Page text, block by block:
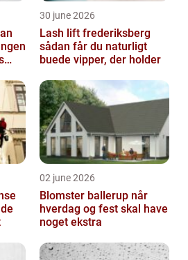
30 june 2026
Lash lift frederiksberg
sådan får du naturligt
buede vipper, der holder
02 june 2026
Blomster ballerup når
hverdag og fest skal have
noget ekstra